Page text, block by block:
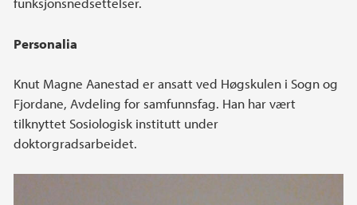
Personalia
Knut Magne Aanestad er ansatt ved Høgskulen i Sogn og
Fjordane, Avdeling for samfunnsfag. Han har vært
tilknyttet Sosiologisk institutt under
doktorgradsarbeidet.